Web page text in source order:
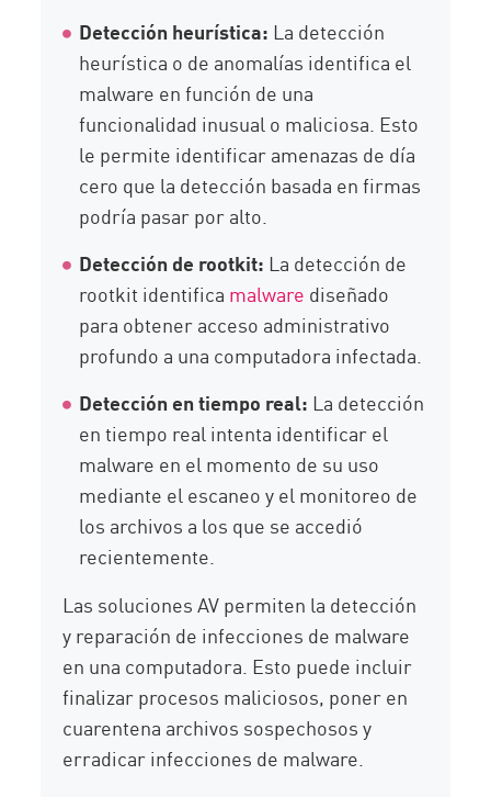
Detección heurística: La detección
heurística o de anomalías identifica el
malware en función de una
funcionalidad inusual o maliciosa. Esto
le permite identificar amenazas de día
cero que la detección basada en firmas
podría pasar por alto.
Detección de rootkit: La detección de
rootkit identifica malware diseñado
para obtener acceso administrativo
profundo a una computadora infectada.
Detección en tiempo real: La detección
en tiempo real intenta identificar el
malware en el momento de su uso
mediante el escaneo y el monitoreo de
los archivos a los que se accedió
recientemente.
Las soluciones AV permiten la detección
y reparación de infecciones de malware
en una computadora. Esto puede incluir
finalizar procesos maliciosos, poner en
cuarentena archivos sospechosos y
erradicar infecciones de malware.